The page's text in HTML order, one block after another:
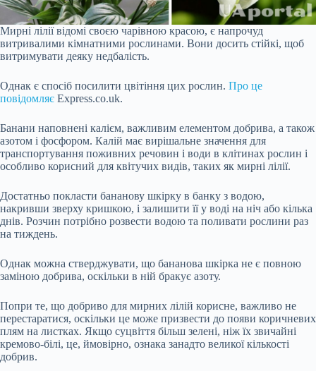
Мирні лілії відомі своєю чарівною красою, є напрочуд
витривалими кімнатними рослинами. Вони досить стійкі, щоб
витримувати деяку недбалість.
Однак є спосіб посилити цвітіння цих рослин. Про це
повідомляє Express.co.uk.
Банани наповнені калієм, важливим елементом добрива, а також
азотом і фосфором. Калій має вирішальне значення для
транспортування поживних речовин і води в клітинах рослин і
особливо корисний для квітучих видів, таких як мирні лілії.
Достатньо покласти бананову шкірку в банку з водою,
накривши зверху кришкою, і залишити її у воді на ніч або кілька
днів. Розчин потрібно розвести водою та поливати рослини раз
на тиждень.
Однак можна стверджувати, що бананова шкірка не є повною
заміною добрива, оскільки в ній бракує азоту.
Попри те, що добриво для мирних лілій корисне, важливо не
перестаратися, оскільки це може призвести до появи коричневих
плям на листках. Якщо суцвіття більш зелені, ніж їх звичайні
кремово-білі, це, ймовірно, ознака занадто великої кількості
добрив.